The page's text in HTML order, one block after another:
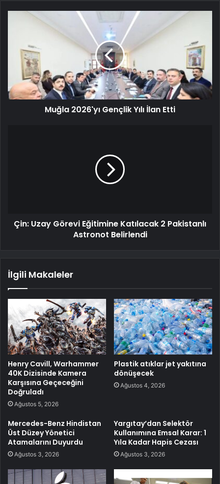
Muğla 2026'yı Gençlik Yılı İlan Etti
Çin: Uzay Görevi Eğitimine Katılacak 2 Pakistanlı
Astronot Belirlendi
İlgili Makaleler
Henry Cavill, Warhammer
40K Dizisinde Kamera
Karşısına Geçeceğini
Doğruladı
Ağustos 5, 2026
Plastik atıklar jet yakıtına
dönüşecek
Ağustos 4, 2026
Mercedes-Benz Hindistan
Üst Düzey Yönetici
Atamalarını Duyurdu
Ağustos 3, 2026
Yargıtay’dan Selektör
Kullanımına Emsal Karar: 1
Yıla Kadar Hapis Cezası
Ağustos 3, 2026